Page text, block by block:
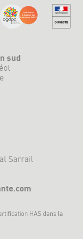
sud
Sarrail
HAS dans la